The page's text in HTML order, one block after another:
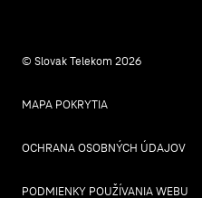
© Slovak Telekom 2026
MAPA POKRYTIA
OCHRANA OSOBNÝCH ÚDAJOV
PODMIENKY POUŽÍVANIA WEBU